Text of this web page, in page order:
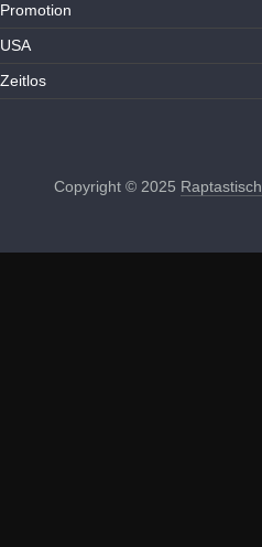
Promotion
USA
Zeitlos
Copyright © 2025 Raptastisch